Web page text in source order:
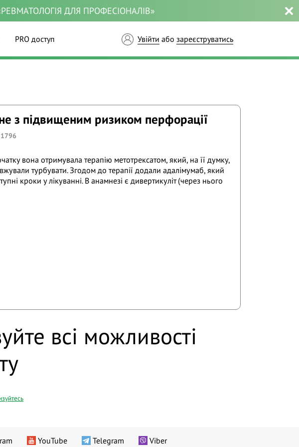
ДЛЯ ПРОФЕСІОНАЛІВ»
PRO доступ Увійти або зареєструватись
з підвищеним ризиком перфорації
вона отримувала терапію метотрексатом, який, на її думку,
турбувати. Згодом до терапії додали адалімумаб, який
кроки у лікуванні. В анамнезі є дивертикуліт (через нього
всі можливості
YouTube Telegram Viber